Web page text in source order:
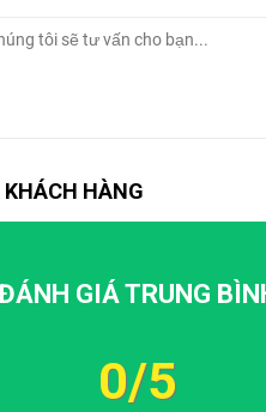
HÀNG
GIÁ TRUNG
0/5